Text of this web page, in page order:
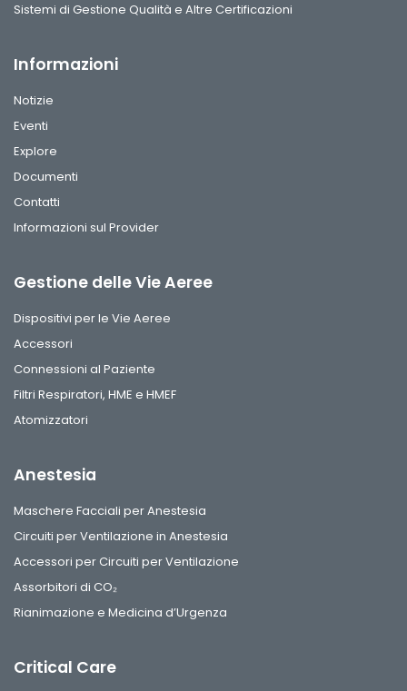
Sistemi di Gestione Qualità e Altre Certificazioni
Informazioni
Notizie
Eventi
Explore
Documenti
Contatti
Informazioni sul Provider
Gestione delle Vie Aeree
Dispositivi per le Vie Aeree
Accessori
Connessioni al Paziente
Filtri Respiratori, HME e HMEF
Atomizzatori
Anestesia
Maschere Facciali per Anestesia
Circuiti per Ventilazione in Anestesia
Accessori per Circuiti per Ventilazione
Assorbitori di CO₂
Rianimazione e Medicina d’Urgenza
Critical Care